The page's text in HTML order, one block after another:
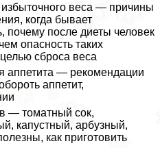
веса — причины
когда бывает
почему после диеты человек
опасность таких
сброса веса
аппетита — рекомендации
аппетит,
— томатный сок,
капустный, арбузный,
как приготовить